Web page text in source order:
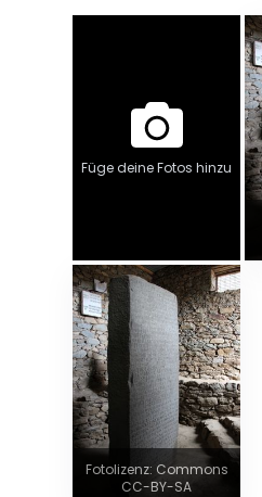
Füge deine Fotos hinzu
Fotolizenz: Commons
CC-BY-SA